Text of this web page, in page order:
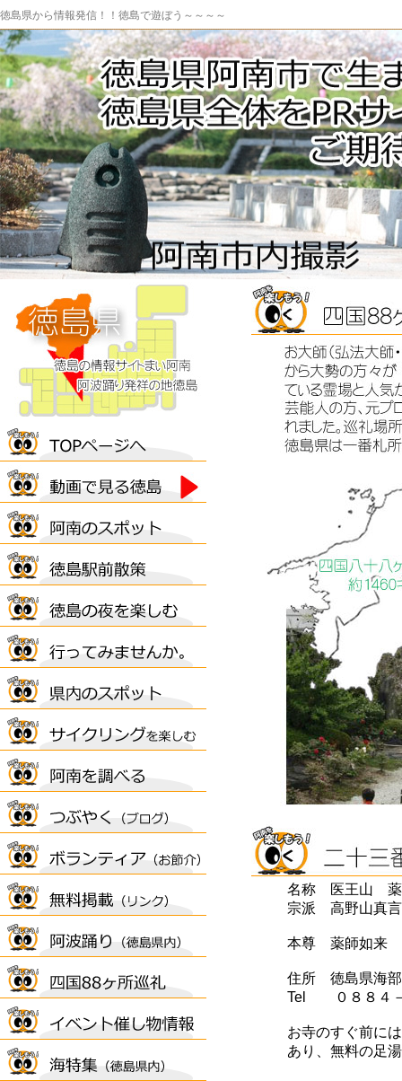
徳島県から情報発信！！徳島で遊ぼう～～～～
名称 医王山 薬
宗派 高野山真
本尊 薬師如来
住所 徳島県海部
Tel ０８８４－
お寺のすぐ前に
あり、無料の足